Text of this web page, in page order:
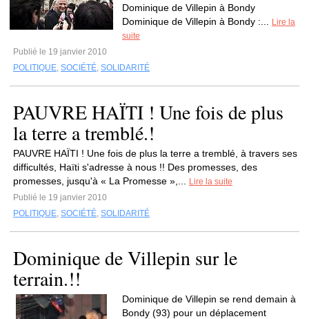
Dominique de Villepin à Bondy
Dominique de Villepin à Bondy :...
Lire la
suite
Publié le 19 janvier 2010
POLITIQUE, SOCIÉTÉ, SOLIDARITÉ
PAUVRE HAÏTI ! Une fois de plus
la terre a tremblé.!
PAUVRE HAÏTI ! Une fois de plus la terre a tremblé, à travers ses
difficultés, Haïti s'adresse à nous !! Des promesses, des
promesses, jusqu'à « La Promesse »,...
Lire la suite
Publié le 19 janvier 2010
POLITIQUE, SOCIÉTÉ, SOLIDARITÉ
Dominique de Villepin sur le
terrain.!!
Dominique de Villepin se rend demain à
Bondy (93) pour un déplacement